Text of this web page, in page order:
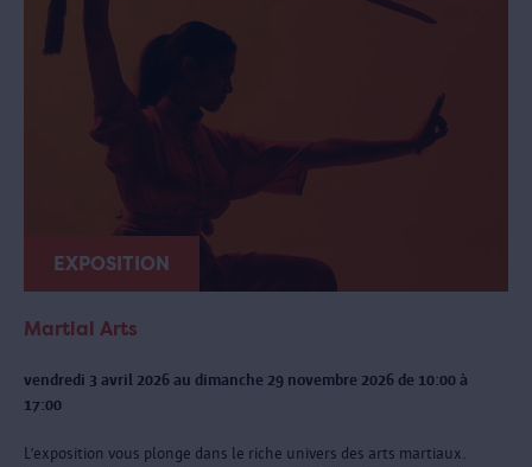
EXPOSITION
Martial Arts
vendredi 3 avril 2026 au dimanche 29 novembre 2026 de 10:00 à
17:00
L’exposition vous plonge dans le riche univers des arts martiaux.